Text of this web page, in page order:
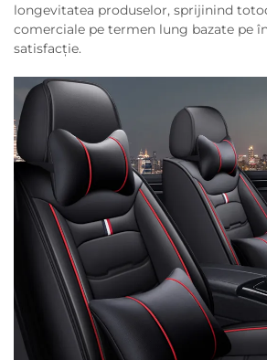
longevitatea produselor, sprijinind
comerciale pe termen lung bazate pe
satisfacție.